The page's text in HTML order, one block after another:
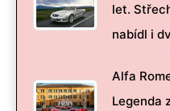
let.
nabídl i
Alfa
Legenda